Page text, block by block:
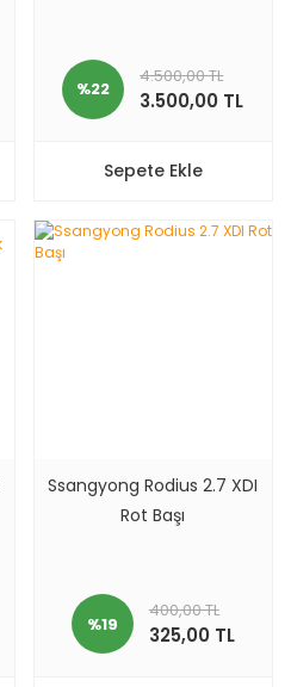
%22
4.500,00 TL
3.500,00 TL
Sepete Ekle
Ssangyong Rodius 2.7 XDI
Rot Başı
%19
400,00 TL
325,00 TL